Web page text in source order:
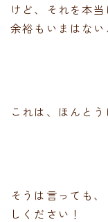
けど、それを本
余裕もいまはない
これは、ほんとう
そうは言っても
しください！